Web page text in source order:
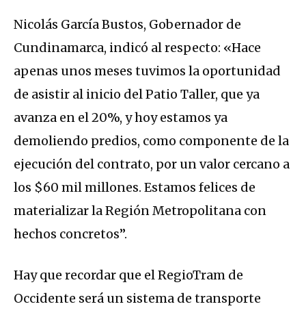
Nicolás García Bustos, Gobernador de
Cundinamarca, indicó al respecto: «Hace
apenas unos meses tuvimos la oportunidad
de asistir al inicio del Patio Taller, que ya
avanza en el 20%, y hoy estamos ya
demoliendo predios, como componente de la
ejecución del contrato, por un valor cercano a
los $60 mil millones. Estamos felices de
materializar la Región Metropolitana con
hechos concretos”.
Hay que recordar que el RegioTram de
Occidente será un sistema de transporte